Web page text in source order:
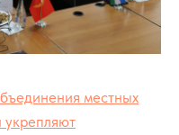
местных
укрепляют